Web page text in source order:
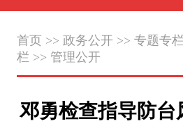
首页 >> 政务公开>> 专题专栏
栏 >> 管理公开
邓勇检查指导防台